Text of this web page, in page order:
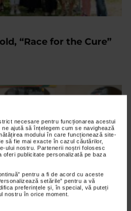
necesare pentru funcționarea acestui
ajută să înțelegem cum se navighează
modului în care funcționează site-
să fie mai exacte în cazul căutărilor,
ului nostru. Partenerii noștri folosesc
oferi publicitate personalizată pe baza
pentru a fi de acord cu aceste
setările” pentru a vă
preferințele și, în special, vă puteți
nostru în orice moment.
“Race for the Cure”